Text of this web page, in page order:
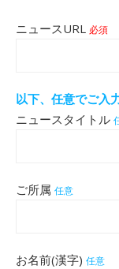
ニュースURL 必須
以下、任意でご入
ニュースタイトル
ご所属 任意
お名前(漢字) 任意